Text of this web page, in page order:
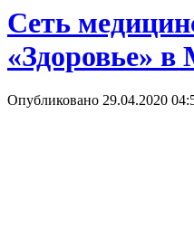
Сеть
«Здоровье» в
Опубликовано 29.04.2020